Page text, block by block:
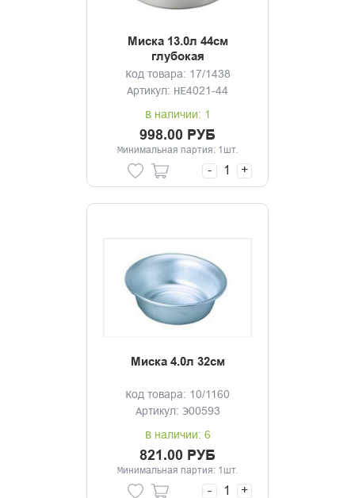
Миска 13.0л 44см
глубокая
Код товара: 17/1438
Артикул: HE4021-44
В наличии: 1
998.00 РУБ
Минимальная партия: 1шт.
- +
Миска 4.0л 32см
Код товара: 10/1160
Артикул: Э00593
В наличии: 6
821.00 РУБ
Минимальная партия: 1шт.
- +